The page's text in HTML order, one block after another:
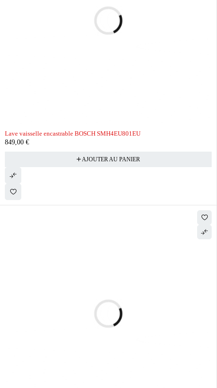
Lave vaisselle encastrable BOSCH SMH4EU801EU
849,00 €
AJOUTER AU PANIER